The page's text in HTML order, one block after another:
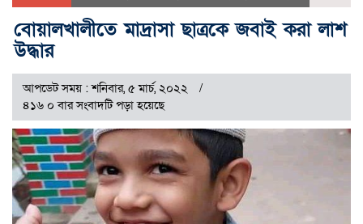
বোয়ালখালীতে মাদ্রাসা ছাত্রকে জবাই করা লাশ
উদ্ধার
আপডেট সময় : শনিবার, ৫ মার্চ, ২০২২
৪১৬ ০ বার সংবাদটি পড়া হয়েছে